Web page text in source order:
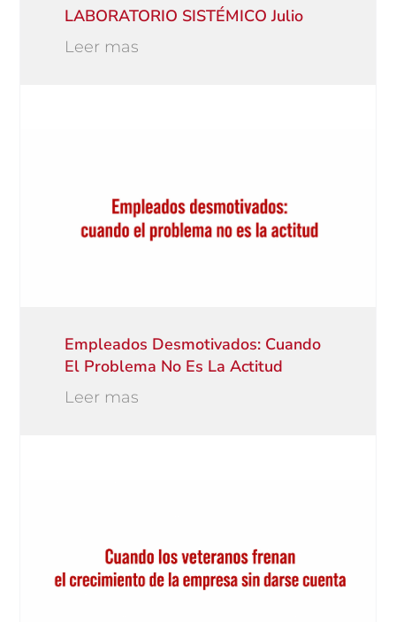
LABORATORIO SISTÉMICO Julio
Leer mas
Empleados Desmotivados: Cuando
El Problema No Es La Actitud
Leer mas